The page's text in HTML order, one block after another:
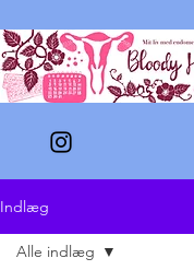
Indlæg
Alle indlæg